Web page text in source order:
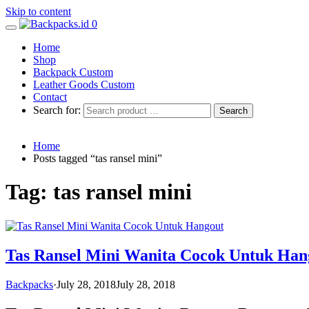
Skip to content
0
Home
Shop
Backpack Custom
Leather Goods Custom
Contact
Search for:
Home
Posts tagged “tas ransel mini”
Tag: tas ransel mini
Tas Ransel Mini Wanita Cocok Untuk
Backpacks·July 28, 2018July 28, 2018